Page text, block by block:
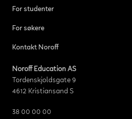
For studenter
For søkere
Kontakt Noroff
Noroff Education AS
Tordenskjoldsgate 9
4612 Kristiansand S
38 00 00 00